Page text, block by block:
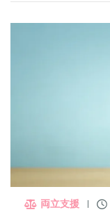
両立支援